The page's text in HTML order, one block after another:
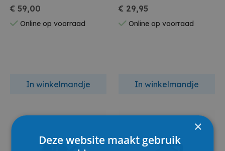
Groen
€ 59,00
Online op voorraad
In winkelmandje
€ 29,95
Online op voorraad
In winkelmandje
×
Deze website maakt gebruik